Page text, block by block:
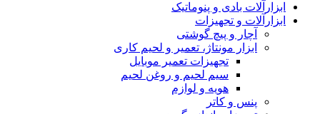
ابزارآلات بادی و پنوماتیک
ابزارآلات و تجهیزات
آچار و پیچ گوشتی
ابزار مونتاژ، تعمیر و لحیم کاری
تجهیزات تعمیر موبایل
سیم لحیم و روغن لحیم
هویه و لوازم
پنس و کاتر